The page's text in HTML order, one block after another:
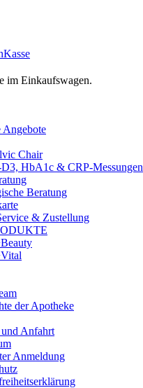
Kasse
im Einkaufswagen.
Chair
HbA1c & CRP-Messungen
Beratung
& Zustellung
der Apotheke
Anfahrt
Anmeldung